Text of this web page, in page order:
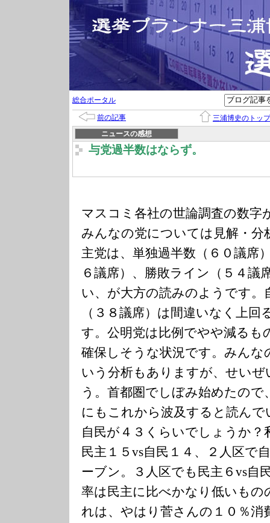
総合ポータル
前の記事
三浦博史のトップ
ニュースの感想
与党過半数はならず。
マスコミ各社の世論調査の数字
みんなの党については見解・分
主党は、単独過半数（６０議席
６議席）、勝敗ライン（５４議
い、が大方の読みのようです。
（３８議席）は間違いなく上
す。公明党は比例でやや減るも
確保しそうな状況です。みんな
いう分析もありますが、せいぜ
う。首都圏でしぼみ始めたので
にもこれから波及すると読んで
自民が４３くらいでしょうか？
民主１５vs自民１４、２人区で
ーブン。３人区でも民主６vs自
率は民主に比べかなり低いもの
れは、やはり菅さんの１０％消